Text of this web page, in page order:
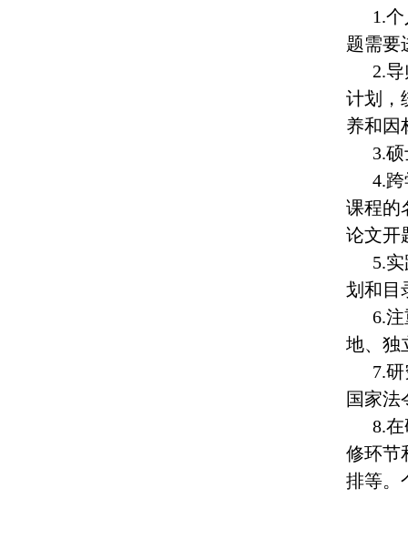
1.
题需要
2.
计划，
养和因
3.
4.
课程的
论文开
5.
划和目
6.
地、独
7.
国家法
8.
修环节
排等。